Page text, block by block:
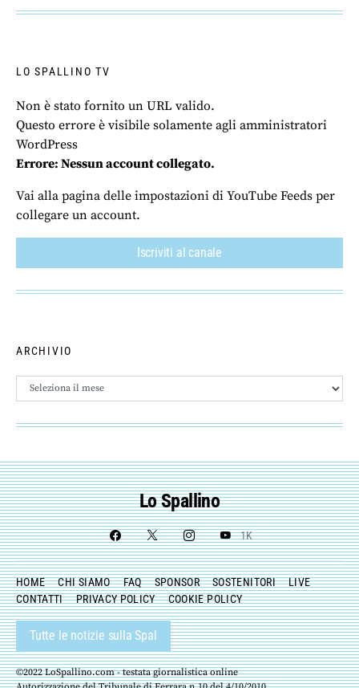
LO SPALLINO TV
Non è stato fornito un URL valido.
Questo errore è visibile solamente agli amministratori
WordPress
Errore: Nessun account collegato.
Vai alla pagina delle impostazioni di YouTube Feeds per
collegare un account.
Iscriviti al canale
ARCHIVIO
Archivio
Lo Spallino
1K
HOME CHI SIAMO FAQ SPONSOR SOSTENITORI
LIVE
CONTATTI
PRIVACY POLICY COOKIE POLICY
Tutte le notizie sulla Spal
©2022 LoSpallino.com - testata giornalistica online